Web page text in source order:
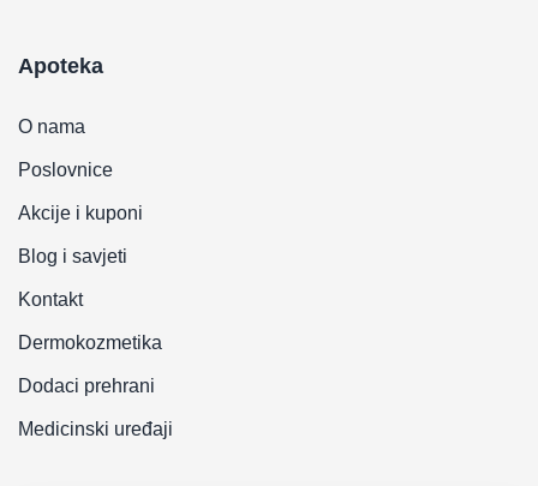
Apoteka
O nama
Poslovnice
Akcije i kuponi
Blog i savjeti
Kontakt
Dermokozmetika
Dodaci prehrani
Medicinski uređaji